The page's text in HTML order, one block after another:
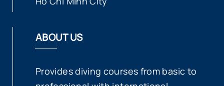
ABOUT US
Provides diving courses from basic to